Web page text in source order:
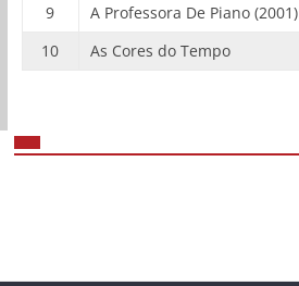
9
A Professora De Piano (2001)
10
As Cores do Tempo